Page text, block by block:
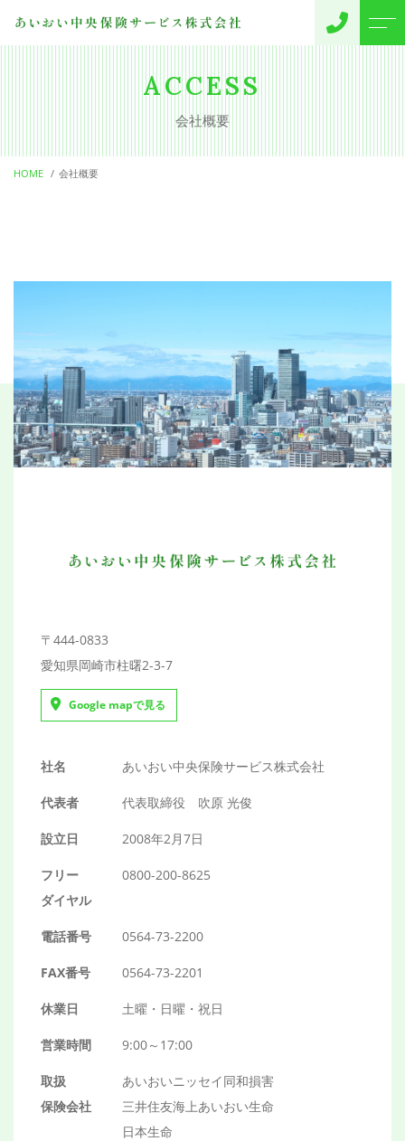
トップページ
サポートメニュー
ニュース
ご予約・お問い合わせ
0800-200-8625
CONTACT
ACCESS
会社概要
HOME 会社概要
〒444-0833
愛知県岡崎市柱曙2-3-7
Google mapで見る
社名 あいおい中央保険サービス株式会社
代表者 代表取締役 吹原 光俊
設立日 2008年2月7日
フリー
ダイヤル
0800-200-8625
電話番号 0564-73-2200
FAX番号 0564-73-2201
休業日 土曜・日曜・祝日
営業時間 9:00～17:00
取扱
保険会社
あいおいニッセイ同和損害
三井住友海上あいおい生命
日本生命